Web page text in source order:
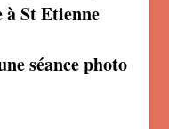
à St Etienne
séance photo